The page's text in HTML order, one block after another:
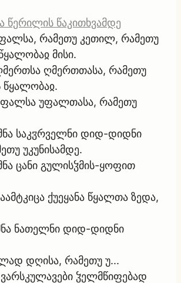
წერილის წაკითხვამდე
რამეთუ კეთილ, რამეთუ
მისი.
ღმერთთასა, რამეთუ
წყალობაჲ.
უფალთასა, რამეთუ
საკჳრველნი დიდ-დიდნი
უკუნისამდე.
ცანი გულისჴმის-ყოფით
ქუეყანა წყალთა ზედა,
ნათელნი დიდ-დიდნი
დღისა, რამეთუ უ...
ჴელმწიფებად